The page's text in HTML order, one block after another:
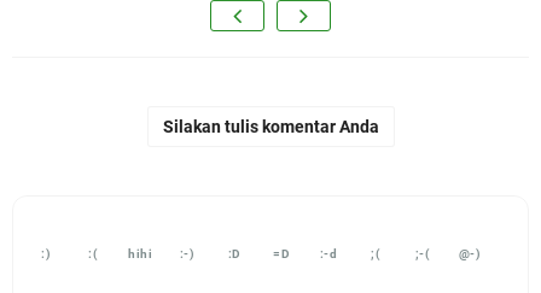
Silakan tulis komentar Anda
:) :( hihi :-) :D =D :-d ;( ;-( @-)